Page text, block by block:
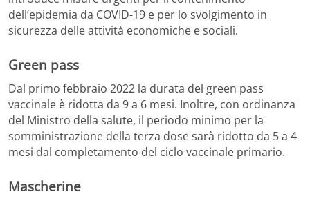
dell’epidemia da COVID-19 e per lo svolgimento in
sicurezza delle attività economiche e sociali.
Green pass
Dal primo febbraio 2022 la durata del green pass
vaccinale è ridotta da 9 a 6 mesi. Inoltre, con ordinanza
del Ministro della salute, il periodo minimo per la
somministrazione della terza dose sarà ridotto da 5 a 4
mesi dal completamento del ciclo vaccinale primario.
Mascherine